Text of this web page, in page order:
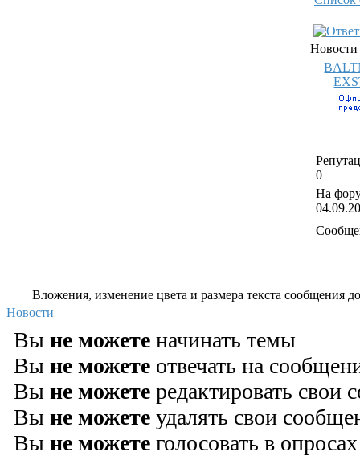
Новости
0
На
Вложения, изменение цвета и размера текста сообщения
Новости
Вы не можете начинать темы
Вы не можете отвечать на
Вы не можете редактировать свои
Вы не можете удалять свои
Вы не можете голосовать в опросах